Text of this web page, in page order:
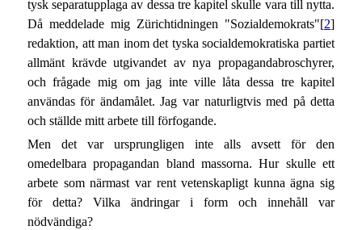
tysk separatupplaga av dessa tre kapitel skulle vara till nytta.
Då meddelade mig Zürichtidningen "Sozialdemokrats"[2]
redaktion, att man inom det tyska socialdemokratiska partiet
allmänt krävde utgivandet av nya propagandabroschyrer,
och frågade mig om jag inte ville låta dessa tre kapitel
användas för ändamålet. Jag var naturligtvis med på detta
och ställde mitt arbete till förfogande.
Men det var ursprungligen inte alls avsett för den
omedelbara propagandan bland massorna. Hur skulle ett
arbete som närmast var rent vetenskapligt kunna ägna sig
för detta? Vilka ändringar i form och innehåll var
nödvändiga?